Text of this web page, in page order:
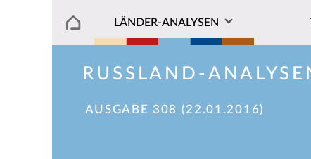
LÄNDER-ANALYSEN
RUSSLAND-
AUSGABE 308 (22.01.2016)